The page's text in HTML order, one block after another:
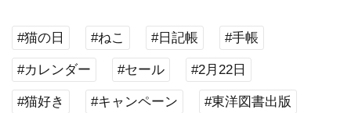
#猫の日 #ねこ #日記帳 #手帳
#カレンダー #セール #2月22日
#猫好き #キャンペーン #東洋図書出版